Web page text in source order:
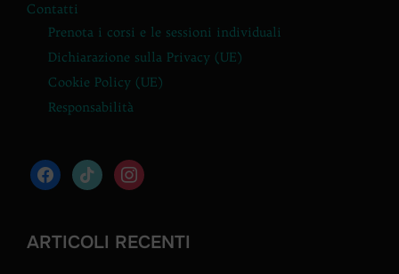
Contatti
Prenota i corsi e le sessioni individuali
Dichiarazione sulla Privacy (UE)
Cookie Policy (UE)
Responsabilità
facebooktiktok instagram
ARTICOLI RECENTI